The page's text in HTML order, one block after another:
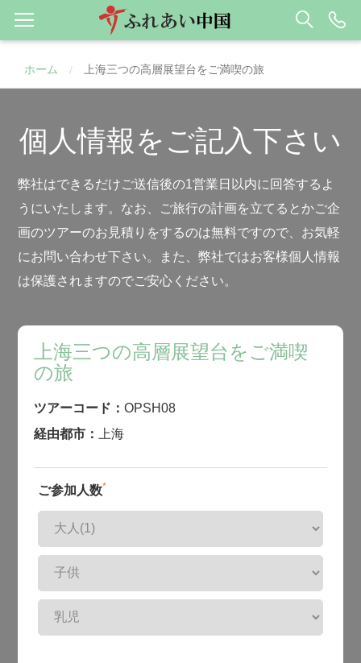
ホーム / 上海三つの高層展望台をご満喫の旅
個人情報をご記入下さい
弊社はできるだけご送信後の1営業日以内に回答するよ
うにいたします。なお、ご旅行の計画を立てるとかご企
画のツアーのお見積りをするのは無料ですので、お気軽
にお問い合わせ下さい。また、弊社ではお客様個人情報
は保護されますのでご安心ください。
上海三つの高層展望台をご満喫
の旅
ツアーコード：OPSH08
経由都市：
上海
ご参加人数*